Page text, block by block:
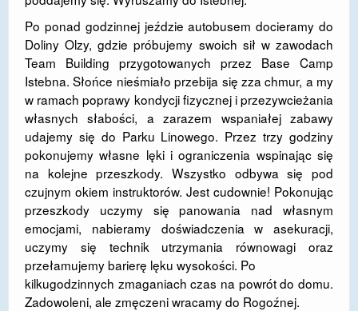
STANDARDY OCHRONY MAŁOLETNICH
PROJEKT ,,SZKOŁY Z JAKOŚCIĄ – ROZWÓJ
KSZTAŁCENIA OGÓLNEGO NA TERENIE MIASTA
ŻORY”
REKRUTACJA 2026/2027
mLegitymacja
Po ponad godzinnej jeździe autobusem docieramy do
Doliny Olzy, gdzie próbujemy swoich sił w zawodach
Team Building przygotowanych przez Base Camp
Istebna. Słońce nieśmiało przebija się zza chmur, a my
w ramach poprawy kondycji fizycznej i przezywcieżania
własnych słabości, a zarazem wspaniałej zabawy
udajemy się do Parku Linowego. Przez trzy godziny
pokonujemy własne lęki i ograniczenia wspinając się
na kolejne przeszkody. Wszystko odbywa się pod
czujnym okiem instruktorów. Jest cudownie! Pokonując
przeszkody uczymy się panowania nad własnym
emocjami, nabieramy doświadczenia w asekuracji,
uczymy się technik utrzymania równowagi oraz
przełamujemy barierę lęku wysokości. Po
kilkugodzinnych zmaganiach czas na powrót do domu.
Zadowoleni, ale zmęczeni wracamy do Rogoźnej.